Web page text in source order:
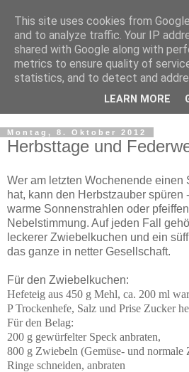
WeinMesse
Pfalz in Bochum
Die WeinGenuss- und
Montag, 8. Oktober 2012
Herbsttage und
Wer am letzten Wochenende einen
hat, kann den Herbstzauber spüren
warme Sonnenstrahlen oder
Nebelstimmung. Auf jeden Fall
leckerer Zwiebelkuchen und ein
das ganze in netter Gesellschaft.
Für den Zwiebelkuchen:
Hefeteig aus 450 g Mehl, ca. 200 ml
P Trockenhefe, Salz und Prise Zucker
Für den Belag:
200 g gewürfelter Speck anbraten,
800 g Zwiebeln (Gemüse- und normale
Ringe schneiden, anbraten
This site uses cookies from
and to analyze traffic. Your IP
shared with Google along with
metrics to ensure quality of
statistics, and to detect and
LEARN MORE